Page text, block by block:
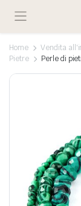
Home Vendita
Pietre
Perle di